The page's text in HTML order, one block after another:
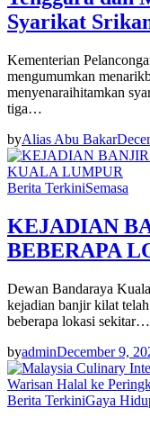
Syarikat
Kementerian
mengumumkan
menyenaraihitamkan
tiga…
byAlias Abu Bakar
Berita TerkiniSemasa
KEJADIAN
BEBERAPA
Dewan Bandaraya
kejadian banjir kilat
beberapa lokasi sekitar…
byadminDecember 9,
Berita TerkiniGaya